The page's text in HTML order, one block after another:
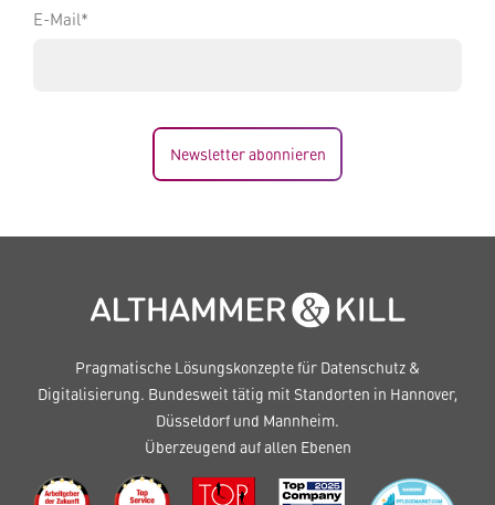
E-Mail*
Newsletter abonnieren
Pragmatische Lösungskonzepte für Datenschutz &
Digitalisierung. Bundesweit tätig mit Standorten in Hannover,
Düsseldorf und Mannheim.
Überzeugend auf allen Ebenen